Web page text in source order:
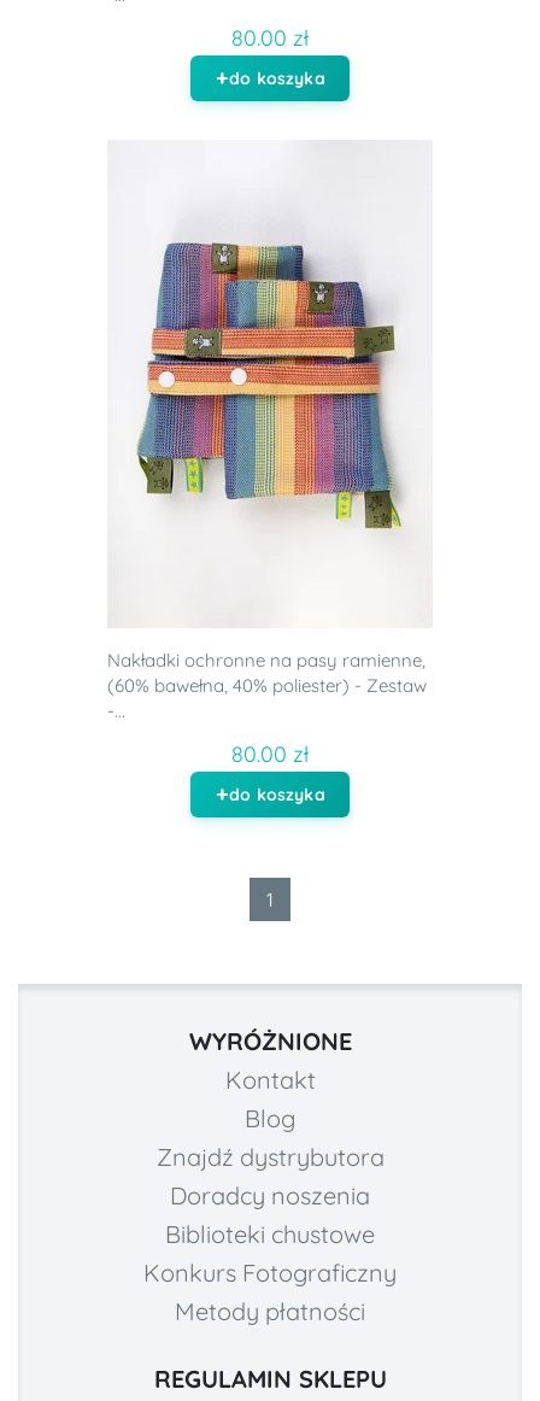
80.00 zł
do koszyka
Nakładki ochronne na pasy ramienne,
(60% bawełna, 40% poliester) - Zestaw
-...
80.00 zł
do koszyka
1
WYRÓŻNIONE
Kontakt
Blog
Znajdź dystrybutora
Doradcy noszenia
Biblioteki chustowe
Konkurs Fotograficzny
Metody płatności
REGULAMIN SKLEPU